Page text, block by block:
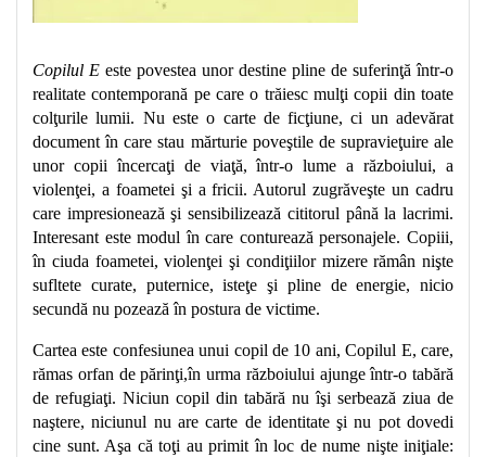
Copilul E este povestea unor destine pline de suferinţă într-o
realitate contemporană pe care o trăiesc mulţi copii din toate
colţurile lumii. Nu este o carte de ficţiune, ci un adevărat
document în care stau mărturie poveştile de supravieţuire ale
unor copii încercaţi de viaţă, într-o lume a războiului, a
violenţei, a foametei şi a fricii. Autorul zugrăveşte un cadru
care impresionează şi sensibilizează cititorul până la lacrimi.
Interesant este modul în care conturează personajele. Copiii,
în ciuda foametei, violenţei şi condiţiilor mizere rămân nişte
sufltete curate, puternice, isteţe şi pline de energie, nicio
secundă nu pozează în postura de victime.
Cartea este confesiunea unui copil de 10 ani, Copilul E, care,
rămas orfan de părinţi,în urma războiului ajunge într-o tabără
de refugiaţi. Niciun copil din tabără nu îşi serbează ziua de
naştere, niciunul nu are carte de identitate şi nu pot dovedi
cine sunt. Aşa că toţi au primit în loc de nume nişte iniţiale: